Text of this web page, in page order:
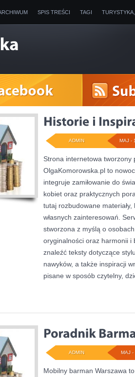
SPIS TREŚCI TAGI
MAJ -
ADMIN
Strona internetowa tworzony
OlgaKomorowska.pl to
integruje zamiłowanie do
kobiet oraz praktycznych
tutaj rozbudowane
własnych zainteresowań.
stworzona z myślą o
oryginalności oraz harmonii i
znaleźć teksty dotyczące
nawyków, a także inspiracji
pisane w sposób czytelny,
MAJ -
ADMIN
Mobilny barman Warszawa